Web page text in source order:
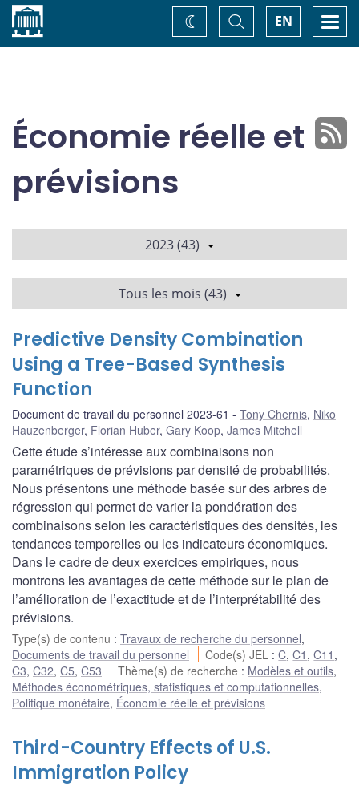
Accueil EN
Basculer
la
recherche
Changez
de
Économie réelle et
prévisions
2023 (43)
Tous les mois (43)
Predictive Density Combination
Using a Tree-Based Synthesis
Function
Document de travail du personnel 2023-61 Tony Chernis, Niko
Hauzenberger, Florian Huber, Gary Koop, James Mitchell
Cette étude s’intéresse aux combinaisons non
paramétriques de prévisions par densité de probabilités.
Nous présentons une méthode basée sur des arbres de
régression qui permet de varier la pondération des
combinaisons selon les caractéristiques des densités, les
tendances temporelles ou les indicateurs économiques.
Dans le cadre de deux exercices empiriques, nous
montrons les avantages de cette méthode sur le plan de
l’amélioration de l’exactitude et de l’interprétabilité des
prévisions.
Type(s) de contenu : Travaux de recherche du personnel,
Documents de travail du personnel
Code(s) JEL :C,C1 ,C11 ,
C3, C32, C5, C53 Thème(s) de recherche : Modèles et outils,
Méthodes économétriques, statistiques et computationnelles,
Politique monétaire, Économie réelle et prévisions
Third-Country Effects of U.S.
Immigration Policy